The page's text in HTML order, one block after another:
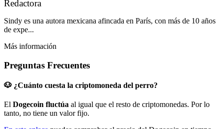
Redactora
Sindy es una autora mexicana afincada en París, con más de 10 años
de expe...
Más información
Preguntas Frecuentes
🐶 ¿Cuánto cuesta la criptomoneda del perro?
El Dogecoin fluctúa al igual que el resto de criptomonedas. Por lo
tanto, no tiene un valor fijo.